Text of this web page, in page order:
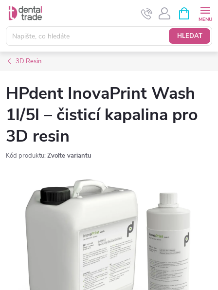
Přejít
obsah
HLEDAT
NÁKUPNÍ
KOŠÍK
3D Resin
HPdent InovaPrint Wash
1l/5l – čisticí kapalina pro
3D resin
Kód produktu: Zvolte variantu